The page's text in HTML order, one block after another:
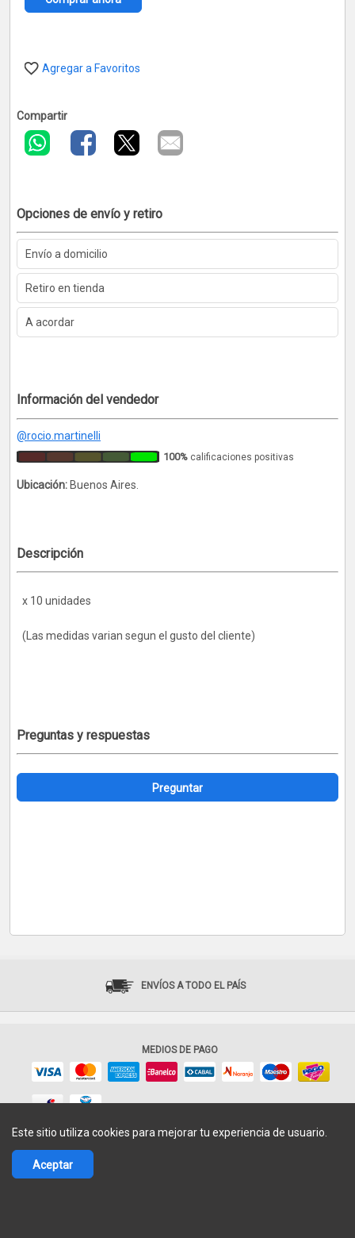
Agregar a Favoritos
Compartir
Opciones de envío y retiro
Envío a domicilio
Retiro en tienda
A acordar
Información del vendedor
@rocio.martinelli
100% calificaciones positivas
Ubicación: Buenos Aires.
Descripción
x 10 unidades
(Las medidas varian segun el gusto del cliente)
Preguntas y respuestas
Preguntar
ENVÍOS A TODO EL PAÍS
MEDIOS DE PAGO
© 2017-2026 Fácil Shops - Todos los derechos reservados.
Este sitio utiliza cookies para mejorar tu experiencia de usuario.
Aceptar